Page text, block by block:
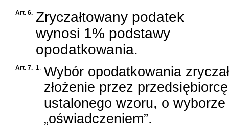
Art. 6. Zryczałtowany podatek
wynosi 1% podstawy
opodatkowania.
Art. 7. 1. Wybór opodatkowania
złożenie przez
ustalonego wzoru, o
„oświadczeniem”.